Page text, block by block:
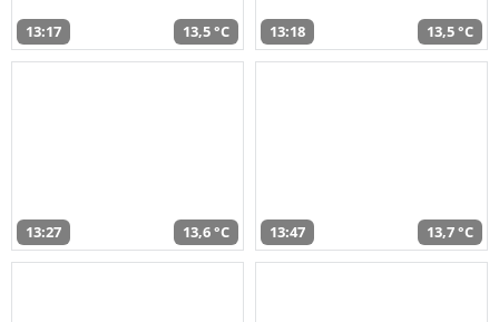
13:17 13,5 °C 13:18 13,5 °C
13:27 13,6 °C 13:47 13,7 °C